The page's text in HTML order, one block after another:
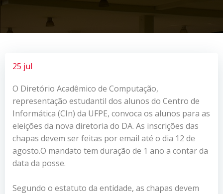
25 jul
O Diretório Acadêmico de Computação,
representação estudantil dos alunos do Centro de
Informática (CIn) da UFPE, convoca os alunos para as
eleições da nova diretoria do DA. As inscrições das
chapas devem ser feitas por email até o dia 12 de
agosto.O mandato tem duração de 1 ano a contar da
data da posse.
Segundo o estatuto da entidade, as chapas devem